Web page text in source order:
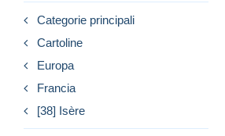
Categorie principali
Cartoline
Europa
Francia
[38] Isère